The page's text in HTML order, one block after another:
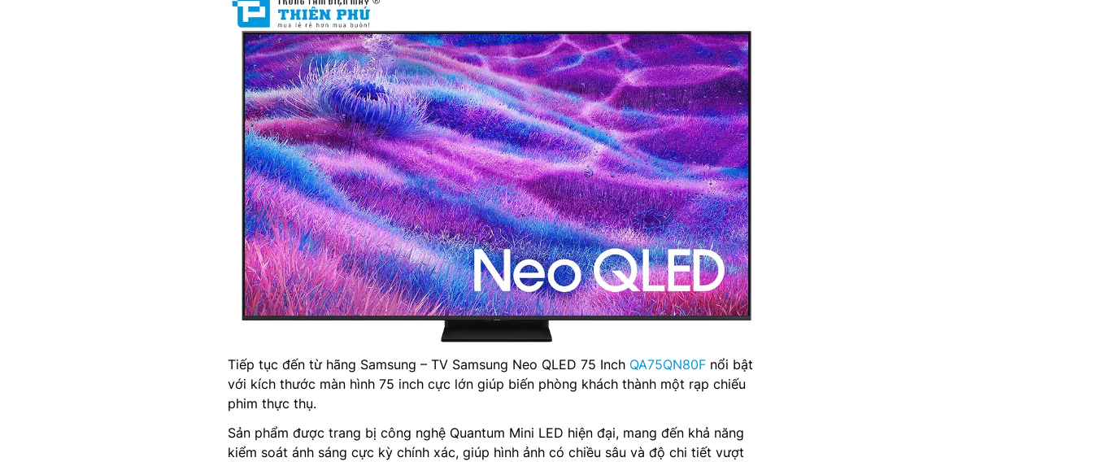
Tiếp tục đến từ hãng Samsung – TV Samsung Neo QLED 75 Inch QA75QN80F nổi bật
với kích thước màn hình 75 inch cực lớn giúp biến phòng khách thành một rạp chiếu
phim thực thụ.
Sản phẩm được trang bị công nghệ Quantum Mini LED hiện đại, mang đến khả năng
kiểm soát ánh sáng cực kỳ chính xác, giúp hình ảnh có chiều sâu và độ chi tiết vượt